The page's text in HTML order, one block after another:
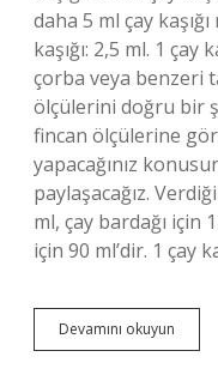
daha 5 ml çay kaşığı
kaşığı: 2,5 ml. 1
çorba veya benzeri
ölçülerini doğru bir
fincan ölçülerine
yapacağınız
paylaşacağız.
ml, çay bardağı için
için 90 ml’dir. 1 çay
Devamını okuyun
Çay